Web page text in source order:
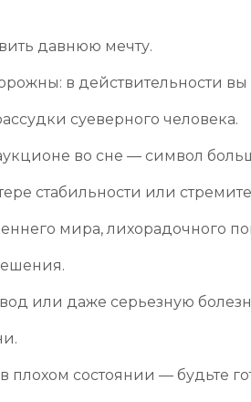
давнюю мечту.
в действительности
суеверного человека.
во сне — символ
стабильности или
мира, лихорадочного
или даже серьезную
плохом состоянии — будьте